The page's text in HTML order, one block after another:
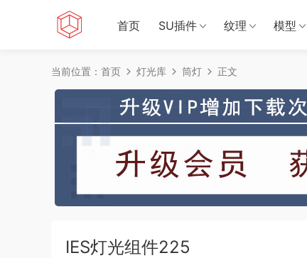
首页 SU插件 纹理 模型
当前位置： 首页 灯光库 筒灯 正文
IES灯光组件225